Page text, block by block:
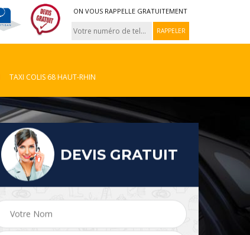
ON VOUS RAPPELLE GRATUITEMENT
TAXI COLIS 68 HAUT-RHIN
Taxi colis 08 VTC 08
DEVIS GRATUIT